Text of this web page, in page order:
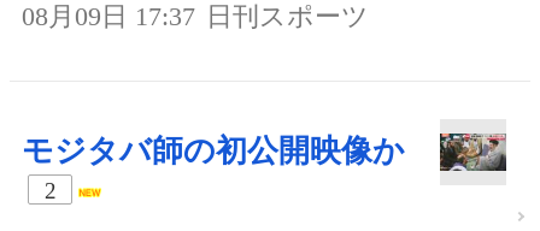
08月09日 17:37 日刊スポーツ
モジタバ師の初公開映像か
2